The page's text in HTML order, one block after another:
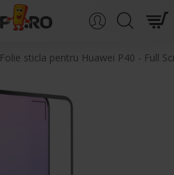
Folie sticla pentru Huawei P40 - Full